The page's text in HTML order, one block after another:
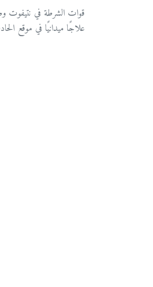
قوات الشرطة في نتيفوت
علاجًا ميدانيًا في موقع